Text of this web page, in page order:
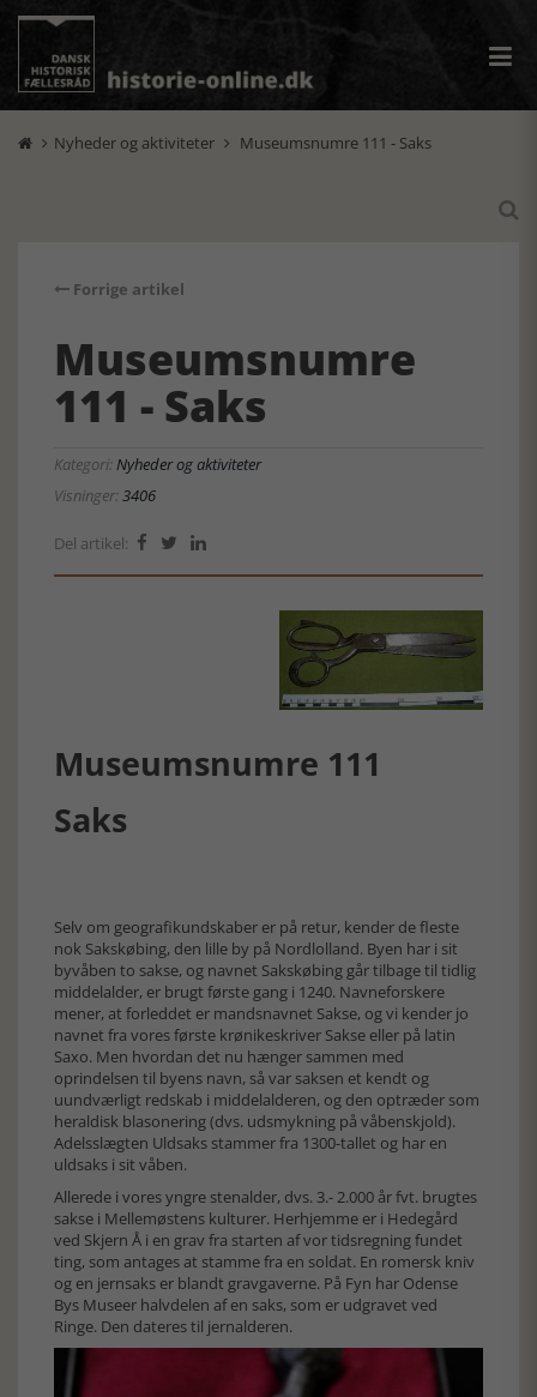
 Nyheder og aktiviteter  Museumsnumre 111 - Saks

Forrige artikel
Museumsnumre
111 - Saks
Kategori:Nyheder og aktiviteter
Visninger:3406
Del artikel:   
Museumsnumre 111
Saks
Selv om geografikundskaber er på retur, kender de fleste
nok Sakskøbing, den lille by på Nordlolland. Byen har i sit
byvåben to sakse, og navnet Sakskøbing går tilbage til tidlig
middelalder, er brugt første gang i 1240. Navneforskere
mener, at forleddet er mandsnavnet Sakse, og vi kender jo
navnet fra vores første krønikeskriver Sakse eller på latin
Saxo. Men hvordan det nu hænger sammen med
oprindelsen til byens navn, så var saksen et kendt og
uundværligt redskab i middelalderen, og den optræder som
heraldisk blasonering (dvs. udsmykning på våbenskjold).
Adelsslægten Uldsaks stammer fra 1300-tallet og har en
uldsaks i sit våben.
Allerede i vores yngre stenalder, dvs. 3.- 2.000 år fvt. brugtes
sakse i Mellemøstens kulturer. Herhjemme er i Hedegård
ved Skjern Å i en grav fra starten af vor tidsregning fundet
ting, som antages at stamme fra en soldat. En romersk kniv
og en jernsaks er blandt gravgaverne. På Fyn har Odense
Bys Museer halvdelen af en saks, som er udgravet ved
Ringe. Den dateres til jernalderen.